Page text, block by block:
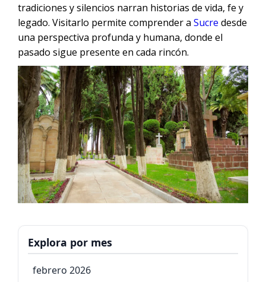
tradiciones y silencios narran historias de vida, fe y
legado. Visitarlo permite comprender a Sucre desde
una perspectiva profunda y humana, donde el
pasado sigue presente en cada rincón.
Explora por mes
febrero 2026